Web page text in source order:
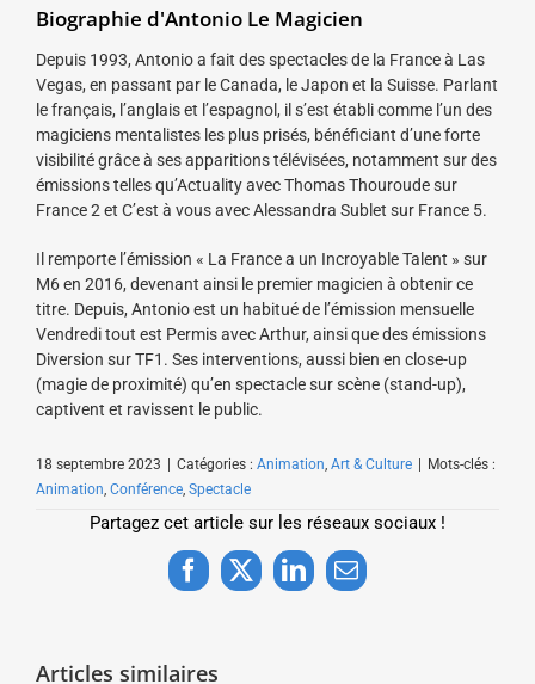
Biographie d'Antonio Le Magicien
Depuis 1993, Antonio a fait des spectacles de la France à Las
Vegas, en passant par le Canada, le Japon et la Suisse. Parlant
le français, l’anglais et l’espagnol, il s’est établi comme l’un des
magiciens mentalistes les plus prisés, bénéficiant d’une forte
visibilité grâce à ses apparitions télévisées, notamment sur des
émissions telles qu’Actuality avec Thomas Thouroude sur
France 2 et C’est à vous avec Alessandra Sublet sur France 5.
Il remporte l’émission « La France a un Incroyable Talent » sur
M6 en 2016, devenant ainsi le premier magicien à obtenir ce
titre. Depuis, Antonio est un habitué de l’émission mensuelle
Vendredi tout est Permis avec Arthur, ainsi que des émissions
Diversion sur TF1. Ses interventions, aussi bien en close-up
(magie de proximité) qu’en spectacle sur scène (stand-up),
captivent et ravissent le public.
18 septembre 2023 | Catégories : Animation Art & Culture | Mots-clés :
Animation Conférence Spectacle
Partagez cet article sur les réseaux sociaux !
Facebook
X LinkedInEmail
Articles similaires